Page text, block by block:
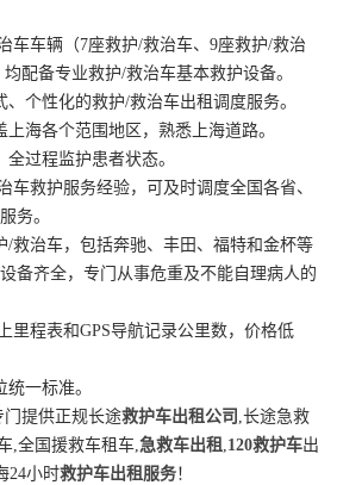
车车辆（7座救护/救治车、9座救护/救治
配备专业救护/救治车基本救护设备。
个性化的救护/救治车出租调度服务。
海各个范围地区，熟悉上海道路。
过程监护患者状态。
车救护服务经验，可及时调度全国各省、
务。
/救治车，包括奔驰、丰田、福特和金杯等
备齐全，专门从事危重及不能自理病人的
里程表和GPS导航记录公里数，价格低
一标准。
门提供正规长途救护车出租公司 ,长途急救
,全国援救车租车,急救车出租,120救护车出
24小时救护车出租服务！